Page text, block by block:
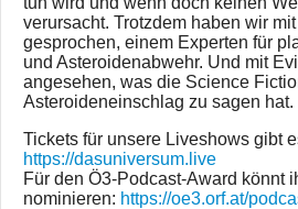
verursacht. Trotzdem haben wir
gesprochen, einem Experten für
und Asteroidenabwehr. Und mit
angesehen, was die Science
Asteroideneinschlag zu sagen hat.
Tickets für unsere Liveshows gibt
https://dasuniversum.live
Für den Ö3-Podcast-Award könnt
nominieren: https://oe3.orf.at/